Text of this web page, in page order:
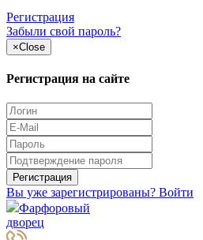
Регистрация
Забыли свой пароль?
×Close
Регистрация на сайте
Вы уже зарегистрированы? Войти
Фарфоровый
дворец